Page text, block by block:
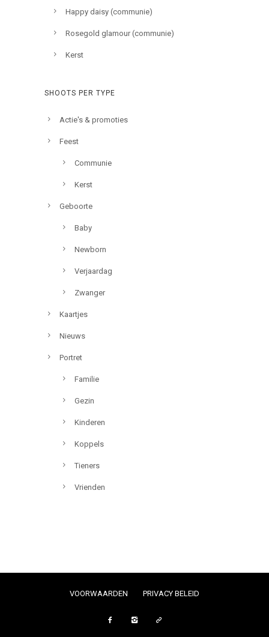
Happy daisy (communie)
Rosegold glamour (communie)
Kerst
SHOOTS PER TYPE
Actie's & promoties
Feest
Communie
Kerst
Geboorte
Baby
Newborn
Verjaardag
Zwanger
Kaartjes
Nieuws
Portret
Familie
Gezin
Kinderen
Koppels
Tieners
Vrienden
VOORWAARDEN PRIVACY BELEID